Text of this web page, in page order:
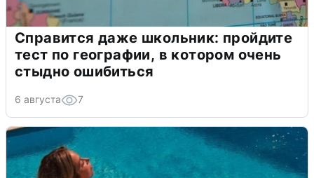
Справится даже школьник: пройдите
тест по географии, в котором очень
стыдно ошибиться
6 августа 7